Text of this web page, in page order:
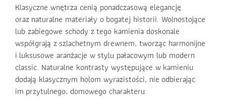
Klasyczne wnętrza cenią ponadczasową elegancję
oraz naturalne materiały o bogatej historii. Wolnostojące
lub zabiegowe schody z tego kamienia doskonale
współgrają z szlachetnym drewnem, tworząc harmonijne
i luksusowe aranżacje w stylu pałacowym lub modern
classic. Naturalne kontrasty występujące w kamieniu
dodają klasycznym holom wyrazistości, nie odbierając
im przytulnego, domowego charakteru.